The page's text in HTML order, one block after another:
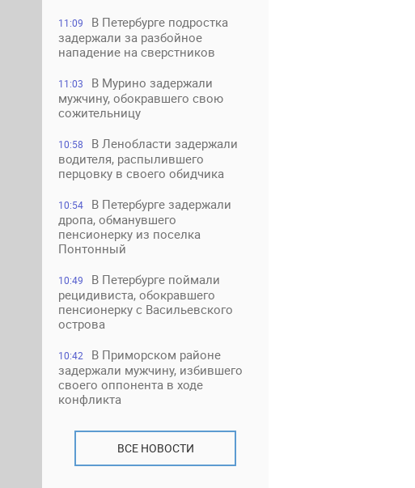
11:09
В Петербурге подростка
задержали за разбойное
нападение на сверстников
11:03
В Мурино задержали
мужчину, обокравшего свою
сожительницу
10:58
В Ленобласти задержали
водителя, распылившего
перцовку в своего обидчика
10:54
В Петербурге задержали
дропа, обманувшего
пенсионерку из поселка
Понтонный
10:49
В Петербурге поймали
рецидивиста, обокравшего
пенсионерку с Васильевского
острова
10:42
В Приморском районе
задержали мужчину, избившего
своего оппонента в ходе
конфликта
ВСЕ НОВОСТИ